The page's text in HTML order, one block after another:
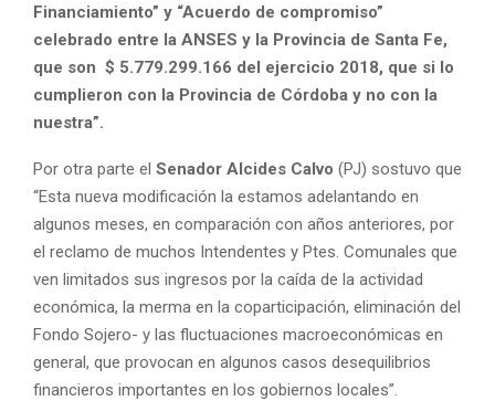
Financiamiento” y “Acuerdo de compromiso”
celebrado entre la ANSES y la Provincia de Santa Fe,
que son $ 5.779.299.166 del ejercicio 2018, que si lo
cumplieron con la Provincia de Córdoba y no con la
nuestra”.
Por otra parte el Senador Alcides Calvo (PJ) sostuvo que
“Esta nueva modificación la estamos adelantando en
algunos meses, en comparación con años anteriores, por
el reclamo de muchos Intendentes y Ptes. Comunales que
ven limitados sus ingresos por la caída de la actividad
económica, la merma en la coparticipación, eliminación del
Fondo Sojero- y las fluctuaciones macroeconómicas en
general, que provocan en algunos casos desequilibrios
financieros importantes en los gobiernos locales”.